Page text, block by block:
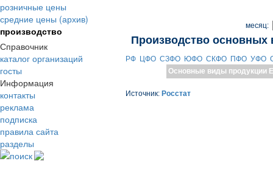
розничные цены
средние цены (архив)
производство
Справочник
каталог организаций
госты
Информация
контакты
реклама
подписка
правила сайта
разделы
поиск
месяц:
Производство основных
РФ ЦФО СЗФО ЮФО СКФО ПФО УФО
Основные виды продукции
Источник: Росстат